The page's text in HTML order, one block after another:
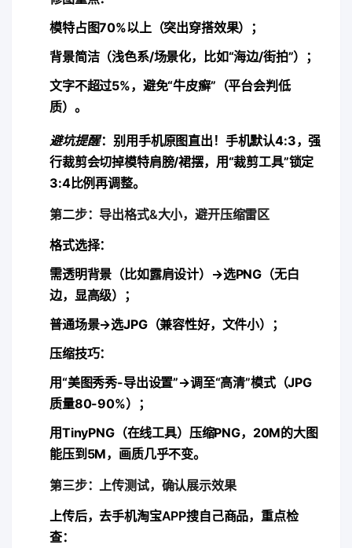
模特占图70%以上（突出穿搭效果）；
背景简洁（浅色系/场景化，比如“海边/街拍”）；
文字不超过5%，避免“牛皮癣”（平台会判低
质）。
避坑提醒：别用手机原图直出！手机默认4:3，强
行裁剪会切掉模特肩膀/裙摆，用“裁剪工具”锁定
3:4比例再调整。
第二步：导出格式&大小，避开压缩雷区
​格式选择​​：
需透明背景（比如露肩设计）→选PNG（无白
边，显高级）；
普通场景→选JPG（兼容性好，文件小）；
​压缩技巧​​：
用“美图秀秀-导出设置”→调至“高清”模式（JPG
质量80-90%）；
用TinyPNG（在线工具）压缩PNG，20M的大图
能压到5M，画质几乎不变。
第三步：上传测试，确认展示效果
上传后，去​​手机淘宝APP​​搜自己商品，重点检
查：